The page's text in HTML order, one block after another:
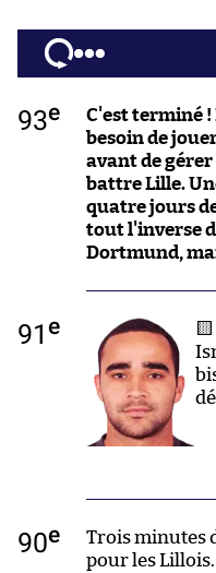
93e
C'est terminé
besoin de
avant de
battre Lille.
quatre jours
tout l'inverse
Dortmund,
91 e
90e
Trois minutes
pour les Lillois.